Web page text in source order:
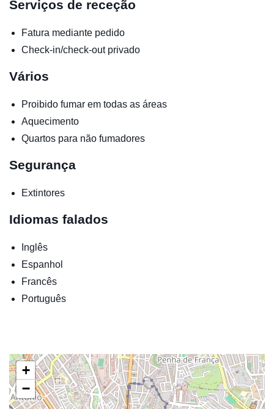
Serviços de receção
Fatura mediante pedido
Check-in/check-out privado
Vários
Proibido fumar em todas as áreas
Aquecimento
Quartos para não fumadores
Segurança
Extintores
Idiomas falados
Inglês
Espanhol
Francês
Português
+
−